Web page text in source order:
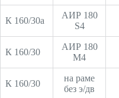
К 160/30а
АИР 180
S4
К 160/30
АИР 180
М4
К 160/30
на раме
без э/дв